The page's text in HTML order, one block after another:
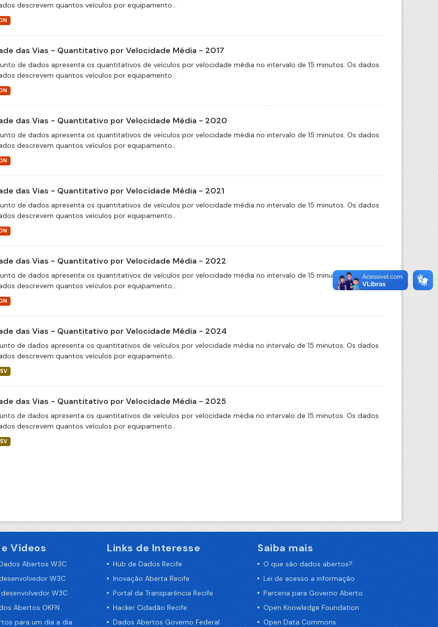
descrevem quantos veículos por equipamento...
das Vias - Quantitativo por Velocidade Média - 2017
de dados apresenta os quantitativos de veículos por velocidade média no intervalo de 15 minutos. Os dados
descrevem quantos veículos por equipamento...
das Vias - Quantitativo por Velocidade Média - 2020
de dados apresenta os quantitativos de veículos por velocidade média no intervalo de 15 minutos. Os dados
descrevem quantos veículos por equipamento...
das Vias - Quantitativo por Velocidade Média - 2021
de dados apresenta os quantitativos de veículos por velocidade média no intervalo de 15 minutos. Os dados
descrevem quantos veículos por equipamento...
das Vias - Quantitativo por Velocidade Média - 2022
de dados apresenta os quantitativos de veículos por velocidade média no intervalo de 15 minutos. Os dados
descrevem quantos veículos por equipamento...
das Vias - Quantitativo por Velocidade Média - 2024
de dados apresenta os quantitativos de veículos por velocidade média no intervalo de 15 minutos. Os dados
descrevem quantos veículos por equipamento...
das Vias - Quantitativo por Velocidade Média - 2025
de dados apresenta os quantitativos de veículos por velocidade média no intervalo de 15 minutos. Os dados
descrevem quantos veículos por equipamento...
Vídeos
Abertos W3C
W3C
W3C
Abertos OKFN
para um dia a dia
Links de Interesse
Hub de Dados Recife
Inovação Aberta Recife
Portal da Transparência Recife
Hacker Cidadão Recife
Dados Abertos Governo Federal
Saiba mais
O que são dados abertos?
Lei de acesso a informação
Parceria para Governo Aberto
Open Knowledge Foundation
Open Data Commons